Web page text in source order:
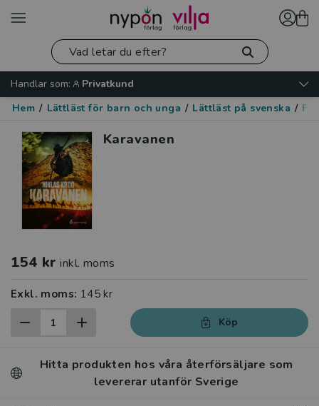
Handlar som:
Privatkund
Hem / Lättläst för barn och unga / Lättläst på svenska /
Karavanen
154 kr inkl. moms
Exkl. moms: 145 kr
Köp
Hitta produkten hos våra återförsäljare som
levererar utanför Sverige